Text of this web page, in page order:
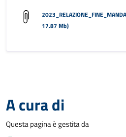
17.87 Mb)
A cura di
Questa pagina è gestita da